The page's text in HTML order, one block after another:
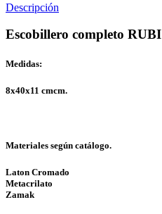
Descripción
Escobillero completo RUBI
Medidas:
8x40x11 cmcm.
Materiales según catálogo.
Laton Cromado
Metacrilato
Zamak